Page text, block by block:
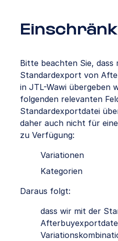
Bitte beachten Sie, dass
Standardexport von
in JTL-Wawi übergeben
folgenden relevanten
Standardexportdatei
daher auch nicht für
zu Verfügung:
Variationen
Kategorien
Daraus folgt:
dass wir mit der